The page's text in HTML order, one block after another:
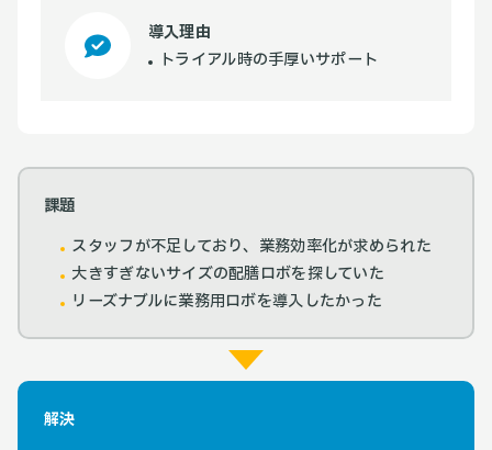
導入理由
トライアル時の手厚いサポート
課題
スタッフが不足しており、業務効率化が求められた
大きすぎないサイズの配膳ロボを探していた
リーズナブルに業務用ロボを導入したかった
解決